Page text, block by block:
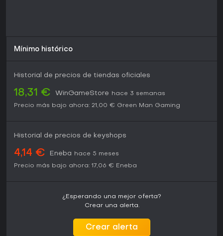
Mínimo histórico
Historial de precios de tiendas oficiales
18,31 € WinGameStore
hace 3 semanas
Precio más bajo ahora: 21,00 € Green Man Gaming
Historial de precios de keyshops
4,14 € Eneba
hace 5 meses
Precio más bajo ahora: 17,06 € Eneba
¿Esperando una mejor oferta?
Crear una alerta.
Crear alerta